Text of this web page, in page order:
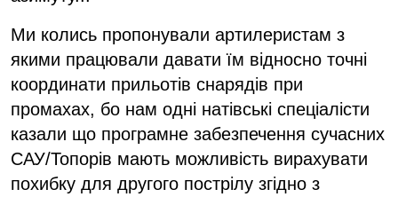
Ми колись пропонували артилеристам з
якими працювали давати їм відносно точні
координати прильотів снарядів при
промахах, бо нам одні натівські спеціалісти
казали що програмне забезпечення сучасних
САУ/Топорів мають можливість вирахувати
похибку для другого пострілу згідно з